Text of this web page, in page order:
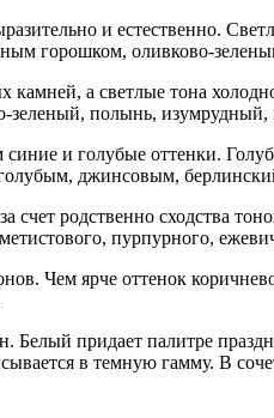
и естественно.
горошком, оливково-
а светлые тона
зеленый, полынь,
и голубые оттенки.
джинсовым,
родственно сходства
пурпурного,
Чем ярче оттенок
Белый придает палитре
в темную гамму. В